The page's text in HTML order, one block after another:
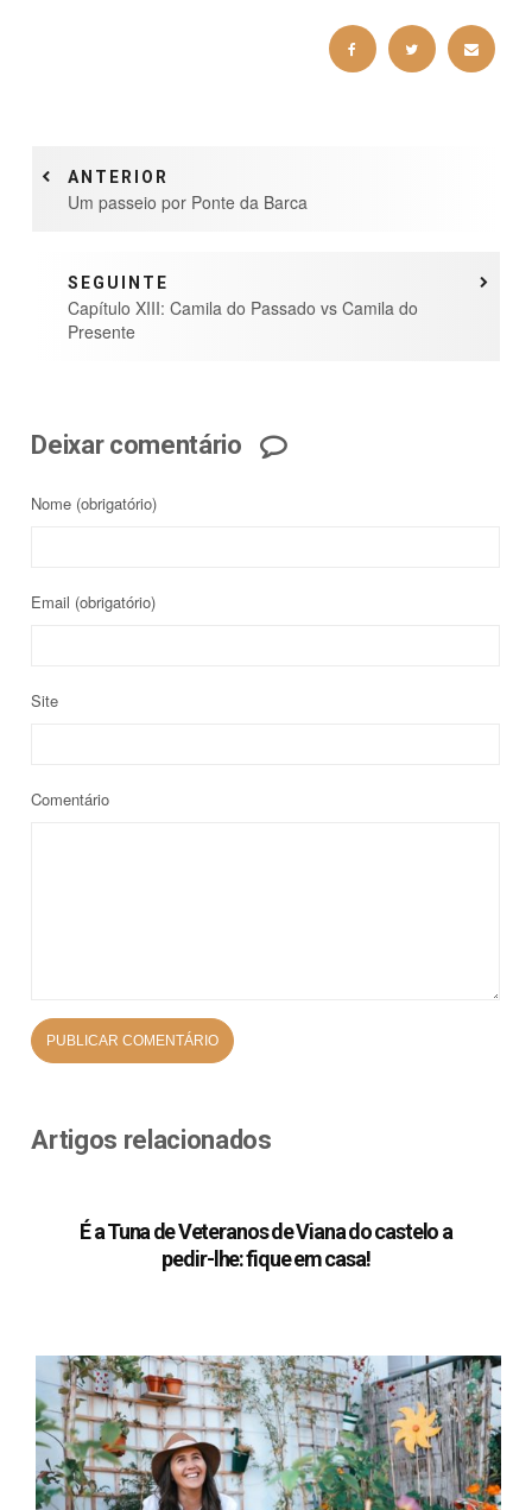
ANTERIOR
Um passeio por Ponte da Barca
SEGUINTE
Capítulo XIII: Camila do Passado vs Camila do
Presente
Deixar comentário
Nome (obrigatório)
Email (obrigatório)
Site
Comentário
Artigos relacionados
É a Tuna de Veteranos de Viana do castelo a
pedir-lhe: fique em casa!